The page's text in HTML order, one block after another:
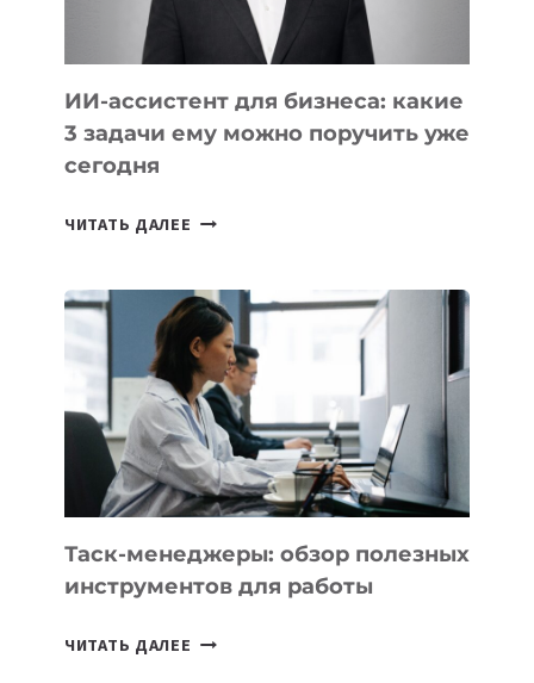
ИИ-ассистент для бизнеса: какие
3 задачи ему можно поручить уже
сегодня
ЧИТАТЬ ДАЛЕЕ ИИ-
БИЗНЕСА:
КАКИЕ
3
ЗАДАЧИ
ЕМУ
МОЖНО
ПОРУЧИТЬ
УЖЕ
СЕГОДНЯ
Таск-менеджеры: обзор полезных
инструментов для работы
ЧИТАТЬ ДАЛЕЕ ТАСК-